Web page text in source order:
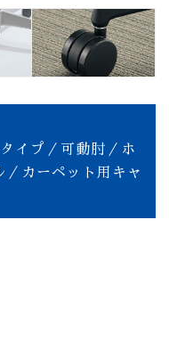
イプ／可動肘／ホ
／カーペット用キャ